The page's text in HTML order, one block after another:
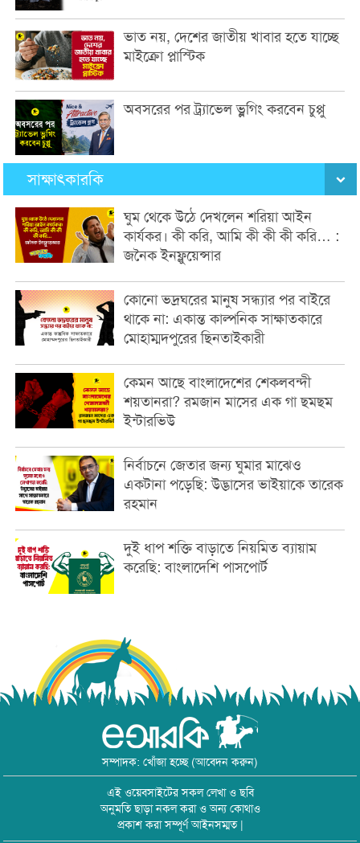
ভাত নয়, দেশের জাতীয় খাবার হতে যাচ্ছে
মাইক্রো প্লাস্টিক
অবসরের পর ট্র্যাভেল ভ্লগিং করবেন চুপ্পু
সাক্ষাৎকারকি
ঘুম থেকে উঠে দেখলেন শরিয়া আইন
কার্যকর। কী করি, আমি কী কী কী করি… :
জনৈক ইনফ্লুয়েন্সার
কোনো ভদ্রঘরের মানুষ সন্ধ্যার পর বাইরে
থাকে না: একান্ত কাল্পনিক সাক্ষাতকারে
মোহাম্মদপুরের ছিনতাইকারী
কেমন আছে বাংলাদেশের শেকলবন্দী
শয়তানরা? রমজান মাসের এক গা ছমছম
ইন্টারভিউ
নির্বাচনে জেতার জন্য ঘুমার মাঝেও
একটানা পড়েছি: উদ্ভাসের ভাইয়াকে তারেক
রহমান
দুই ধাপ শক্তি বাড়াতে নিয়মিত ব্যায়াম
করেছি: বাংলাদেশি পাসপোর্ট
সম্পাদক: খোঁজা হচ্ছে (আবেদন করুন)
এই ওয়েবসাইটের সকল লেখা ও ছবি
অনুমতি ছাড়া নকল করা ও অন্য কোথাও
প্রকাশ করা সম্পূর্ণ আইনসম্মত |